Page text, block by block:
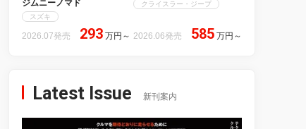
ジムニーノマド
スズキ
2026.07発売 293 万円 ～
クライスラー・ジープ
2026.06発売 585 万円 ～
Latest Issue 新刊案内